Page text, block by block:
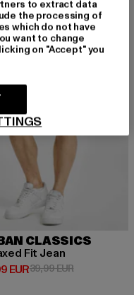
CLASSICS
Fit Jean
EURPreis: 29,99 EUR
39,99 EURAktionspreis:
to extract data
the processing of
which do not have
want to change
on "Accept" you